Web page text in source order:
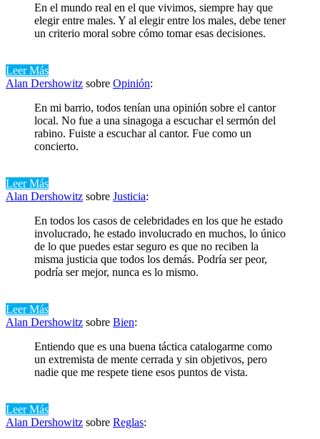
En el mundo real en el que vivimos, siempre hay que
elegir entre males. Y al elegir entre los males, debe tener
un criterio moral sobre cómo tomar esas decisiones.
Leer Más
Alan Dershowitz sobre Opinión:
En mi barrio, todos tenían una opinión sobre el cantor
local. No fue a una sinagoga a escuchar el sermón del
rabino. Fuiste a escuchar al cantor. Fue como un
concierto.
Leer Más
Alan Dershowitz sobre Justicia:
En todos los casos de celebridades en los que he estado
involucrado, he estado involucrado en muchos, lo único
de lo que puedes estar seguro es que no reciben la
misma justicia que todos los demás. Podría ser peor,
podría ser mejor, nunca es lo mismo.
Leer Más
Alan Dershowitz sobre Bien:
Entiendo que es una buena táctica catalogarme como
un extremista de mente cerrada y sin objetivos, pero
nadie que me respete tiene esos puntos de vista.
Leer Más
Alan Dershowitz sobre Reglas: